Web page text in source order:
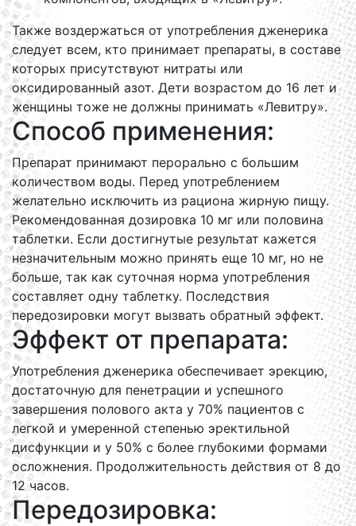
Также воздержаться от употребления дженерика
следует всем, кто принимает препараты, в составе
которых присутствуют нитраты или
оксидированный азот. Дети возрастом до 16 лет и
женщины тоже не должны принимать «Левитру».
Способ применения:
Препарат принимают перорально с большим
количеством воды. Перед употреблением
желательно исключить из рациона жирную пищу.
Рекомендованная дозировка 10 мг или половина
таблетки. Если достигнутые результат кажется
незначительным можно принять еще 10 мг, но не
больше, так как суточная норма употребления
составляет одну таблетку. Последствия
передозировки могут вызвать обратный эффект.
Эффект от препарата:
Употребления дженерика обеспечивает эрекцию,
достаточную для пенетрации и успешного
завершения полового акта у 70% пациентов с
легкой и умеренной степенью эректильной
дисфункции и у 50% с более глубокими формами
осложнения. Продолжительность действия от 8 до
12 часов.
Передозировка: